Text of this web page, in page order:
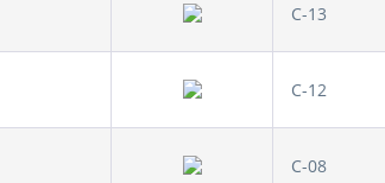
C-13
C-12
C-08